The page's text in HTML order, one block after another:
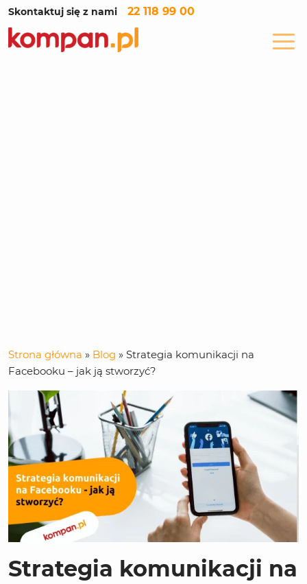
Skontaktuj się z nami 22 118 99 00
Strona główna » Blog » Strategia komunikacji na
Facebooku – jak ją stworzyć?
Strategia komunikacji na